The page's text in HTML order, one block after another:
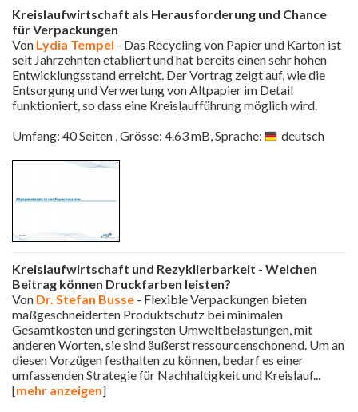
Kreislaufwirtschaft als Herausforderung und Chance
für Verpackungen
Von Lydia Tempel - Das Recycling von Papier und Karton ist
seit Jahrzehnten etabliert und hat bereits einen sehr hohen
Entwicklungsstand erreicht. Der Vortrag zeigt auf, wie die
Entsorgung und Verwertung von Altpapier im Detail
funktioniert, so dass eine Kreislaufführung möglich wird.
Umfang: 40 Seiten , Grösse: 4.63 mB, Sprache:
deutsch
Kreislaufwirtschaft und Rezyklierbarkeit - Welchen
Beitrag können Druckfarben leisten?
Von Dr. Stefan Busse - Flexible Verpackungen bieten
maßgeschneiderten Produktschutz bei minimalen
Gesamtkosten und geringsten Umweltbelastungen, mit
anderen Worten, sie sind äußerst ressourcenschonend. Um an
diesen Vorzügen festhalten zu können, bedarf es einer
umfassenden Strategie für Nachhaltigkeit und Kreislauf...
[mehr anzeigen]